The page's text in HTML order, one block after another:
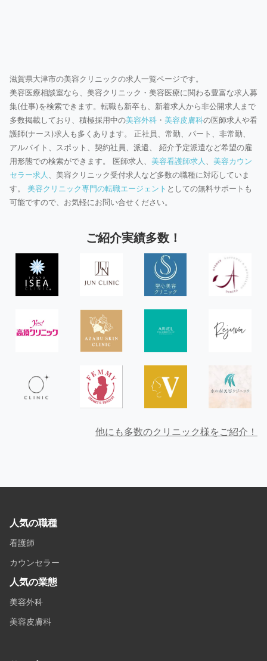
滋賀県大津市の美容クリニックの求人一覧ページです。
美容医療相談室なら、美容クリニック・美容医療に関わる豊富な求人募
集(仕事)を検索できます。転職も新卒も、新着求人から非公開求人まで
多数掲載しており、積極採用中の美容外科 ・ 美容皮膚科の医師求人や看
護師(ナース)求人も多くあります。 正社員、常勤、パート、非常勤、
アルバイト、スポット、契約社員、派遣、 紹介予定派遣など希望の雇
用形態での検索ができます。 医師求人、 美容看護師求人
美容カウン
セラー求人
、美容クリニック受付求人など多数の職種に対応していま
す。 美容クリニック専門の転職エージェント としての無料サポートも
可能ですので、お気軽にお問い合せください。
ご紹介実績多数！
他にも多数のクリニック様をご紹介！
人気の職種
看護師
カウンセラー
人気の業態
美容外科
美容皮膚科